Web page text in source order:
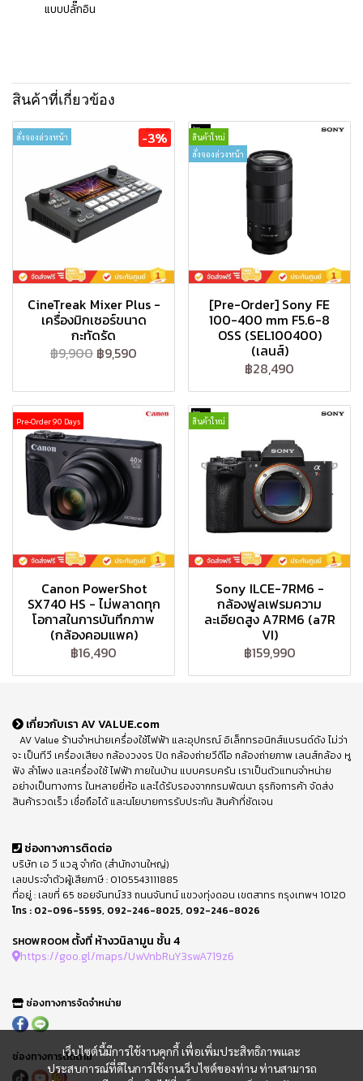
แบบปลั๊กอิน
สินค้าที่เกี่ยวข้อง
สั่งจองล่วงหน้า -3%
CineTreak Mixer Plus -
เครื่องมิกเซอร์ขนาด
กะทัดรัด
฿9,900 ฿9,590
สินค้าใหม่
สั่งจองล่วงหน้า
[Pre-Order] Sony FE
100-400 mm F5.6-8
OSS (SEL100400)
(เลนส์)
฿28,490
Pre-Order 90 Days
Canon PowerShot
SX740 HS - ไม่พลาดทุก
โอกาสในการบันทึกภาพ
(กล้องคอมแพค)
฿16,490
สินค้าใหม่
Sony ILCE-7RM6 -
กล้องฟูลเฟรมความ
ละเอียดสูง A7RM6 (a7R
VI)
฿159,990
เว็บไซต์นี้มีการใช้งานคุกกี้ เพื่อเพิ่มประสิทธิภาพและ
ประสบการณ์ที่ดีในการใช้งานเว็บไซต์ของท่าน ท่านสามารถ
เกี่ยวกับเรา AV VALUE.com
AV Value ร้านจำหน่ายเครื่องใช้ไฟฟ้า และอุปกรณ์ อิเล็กทรอนิกส์แบรนด์ดัง ไม่ว่า
จะ เป็นทีวี เครื่องเสียง กล้องวงจร ปิด กล้องถ่ายวีดีโอ กล้องถ่ายภาพ เลนส์กล้อง หู
ฟัง ลำโพง และเครื่องใช้ ไฟฟ้า ภายในบ้าน แบบครบครัน เราเป็นตัวแทนจำหน่าย
อย่างเป็นทางการ ในหลายยี่ห้อ และได้รับรองจากกรมพัฒนา ธุรกิจการค้า จัดส่ง
สินค้ารวดเร็ว เชื่อถือได้ และนโยบายการรับประกัน สินค้าที่ชัดเจน
ช่องทางการติดต่อ
บริษัท เอ วี แวลู จำกัด (สำนักงานใหญ่)
เลขประจำตัวผู้เสียภาษี : 0105543111885
ที่อยู่ : เลขที่ 65 ซอยจันทน์33 ถนนจันทน์ แขวงทุ่งดอน เขตสาทร กรุงเทพฯ 10120
โทร : 02-096-5595, 092-246-8025, 092-246-8026
SHOWROOM ตั้งที่ ห้างวนิลามูน ชั้น 4
https://goo.gl/maps/UwVnbRuY3swA719z6
ช่องทางการจัดจำหน่าย
ช่องทางการติดตาม